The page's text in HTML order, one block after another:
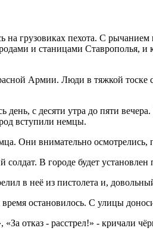
грузовиках пехота. С
и станицами Ставрополья,
Армии. Люди в тяжкой тоске
день, с десяти утра до пяти
вступили немцы.
Они внимательно осмотрелись,
В городе будет
в неё из пистолета и,
остановилось. С улицы
«За отказ - расстрел!» - кричали